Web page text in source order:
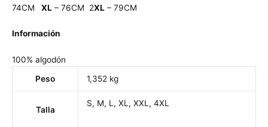
74CM
XL – 76CM 2XL – 79CM
Información
100% algodón
Peso
1,352 kg
Talla
S, M, L, XL, XXL, 4XL